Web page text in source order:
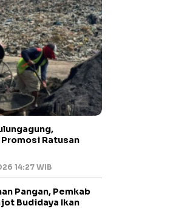
Ratusan
14:27 WIB
Pangan, Pemkab
Budidaya Ikan